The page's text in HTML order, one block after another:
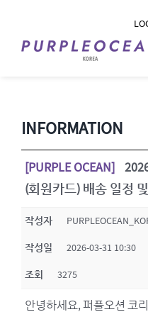
content
INFORMATION
[PURPLE OCEAN]
(회원카드) 배송 일정
작성자
작성일 2026-03-31 10:30
조회 3275
안녕하세요, 퍼플오션 코